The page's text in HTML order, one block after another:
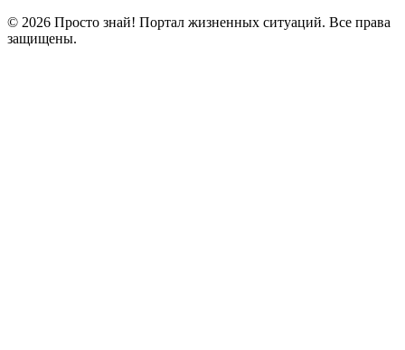
© 2026 Просто знай! Портал жизненных ситуаций. Все права
защищены.